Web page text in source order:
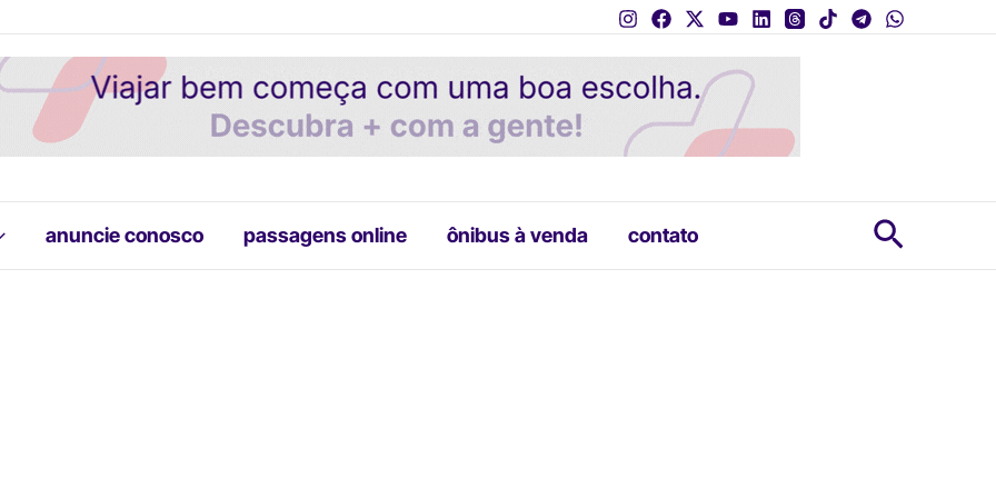
anuncie conosco passagens online ônibus à venda contato